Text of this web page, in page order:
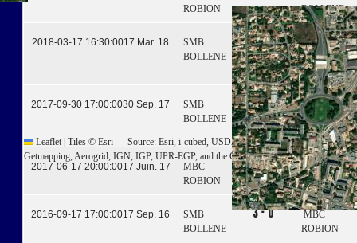
Leaflet Tiles © Esri — Source: Esri, i-cubed, USDA, USGS, AEX, GeoEye,
Getmapping, Aerogrid, IGN, IGP, UPR-EGP, and the GIS User Community
ROBION
BOLLENE
2018-03-17 16:30:0017 Mar. 18
SMB
BOLLENE
3 - 1
MBC
ROBION
2017-09-30 17:00:0030 Sep. 17
SMB
BOLLENE
2 - 3
MBC
ROBION
2017-06-17 20:00:0017 Juin. 17
MBC
ROBION
4 - 1
SMB
BOLLENE
2016-09-17 17:00:0017 Sep. 16
SMB
BOLLENE
3 - 0
MBC
ROBION